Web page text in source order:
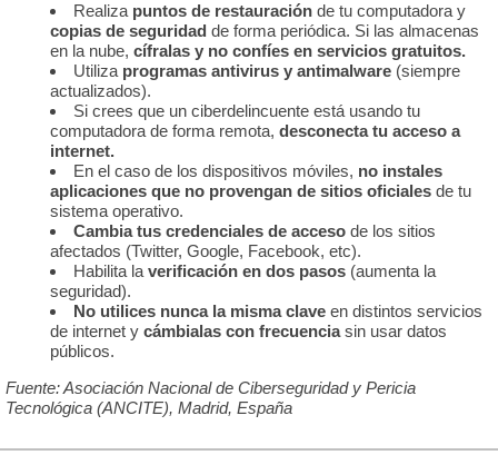
Realiza puntos de restauraciónde tu computadora y
copias de seguridad de forma periódica. Si las almacenas
en la nube, cífralas y no confíes en servicios gratuitos.
Utiliza programas antivirus y antimalware(siempre
actualizados).
Si crees que un ciberdelincuente está usando tu
computadora de forma remota, desconecta tu acceso a
internet.
En el caso de los dispositivos móviles, no instales
aplicaciones que no provengan de sitios oficialesde tu
sistema operativo.
Cambia tus credenciales de acceso de los sitios
afectados (Twitter, Google, Facebook, etc).
Habilita la verificación en dos pasos (aumenta la
seguridad).
No utilices nunca la misma clave en distintos servicios
de internet ycámbialas con frecuenciasin usar datos
públicos.
Fuente: Asociación Nacional de Ciberseguridad y Pericia
Tecnológica (ANCITE), Madrid, España